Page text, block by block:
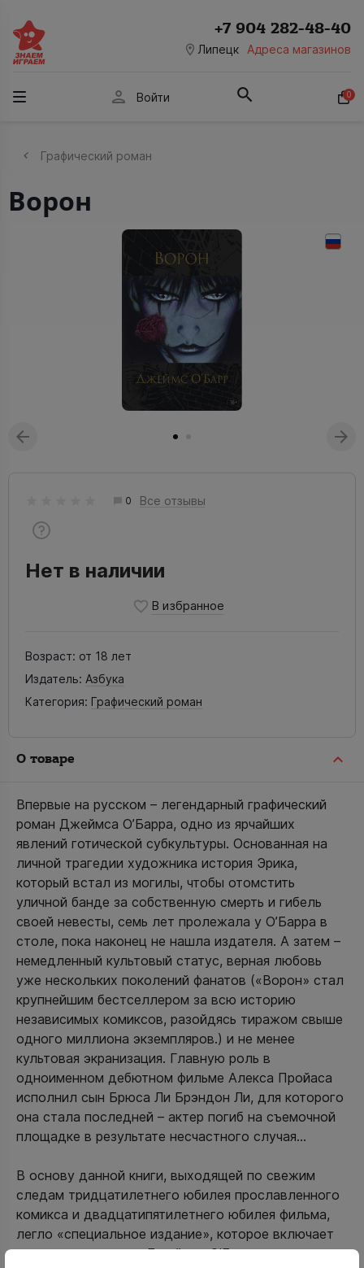
room Липецк Адреса магазинов
+7 904 282-48-40
person Войти 0
Графический роман
Ворон
0 Все отзывы
Нет в наличии
Возраст: от 18 лет
Издатель: Азбука
Категория: Графический роман
О товаре
Впервые на русском – легендарный графический
роман Джеймса О’Барра, одно из ярчайших
явлений готической субкультуры. Основанная на
личной трагедии художника история Эрика,
который встал из могилы, чтобы отомстить
уличной банде за собственную смерть и гибель
своей невесты, семь лет пролежала у О’Барра в
столе, пока наконец не нашла издателя. А затем –
немедленный культовый статус, верная любовь
уже нескольких поколений фанатов («Ворон» стал
крупнейшим бестселлером за всю историю
независимых комиксов, разойдясь тиражом свыше
одного миллиона экземпляров.) и не менее
культовая экранизация. Главную роль в
одноименном дебютном фильме Алекса Пройаса
исполнил сын Брюса Ли Брэндон Ли, для которого
она стала последней – актер погиб на съемочной
площадке в результате несчастного случая...
В основу данной книги, выходящей по свежим
следам тридцатилетнего юбилея прославленного
комикса и двадцатипятилетнего юбилея фильма,
легло «специальное издание», которое включает
новое предисловие Джеймса О’Барра,